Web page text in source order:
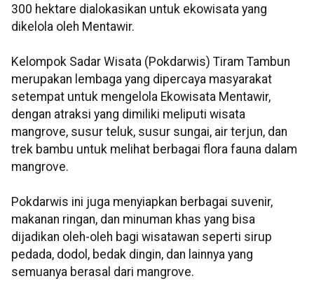
300 hektare dialokasikan untuk ekowisata yang
dikelola oleh Mentawir.
Kelompok Sadar Wisata (Pokdarwis) Tiram Tambun
merupakan lembaga yang dipercaya masyarakat
setempat untuk mengelola Ekowisata Mentawir,
dengan atraksi yang dimiliki meliputi wisata
mangrove, susur teluk, susur sungai, air terjun, dan
trek bambu untuk melihat berbagai flora fauna dalam
mangrove.
Pokdarwis ini juga menyiapkan berbagai suvenir,
makanan ringan, dan minuman khas yang bisa
dijadikan oleh-oleh bagi wisatawan seperti sirup
pedada, dodol, bedak dingin, dan lainnya yang
semuanya berasal dari mangrove.